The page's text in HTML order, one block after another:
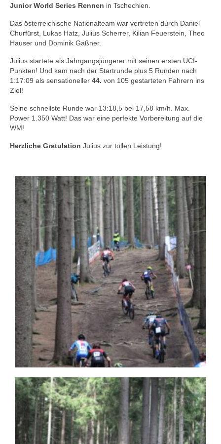
Junior World Series Rennen in Tschechien.
Das österreichische Nationalteam war vertreten durch Daniel
Churfürst, Lukas Hatz, Julius Scherrer, Kilian Feuerstein, Theo
Hauser und Dominik Gaßner.
Julius startete als Jahrgangsjüngerer mit seinen ersten UCI-
Punkten! Und kam nach der Startrunde plus 5 Runden nach
1:17:09 als sensationeller 44. von 105 gestarteten Fahrern ins
Ziel!
Seine schnellste Runde war 13:18,5 bei 17,58 km/h. Max.
Power 1.350 Watt! Das war eine perfekte Vorbereitung auf die
WM!
Herzliche Gratulation Julius zur tollen Leistung!